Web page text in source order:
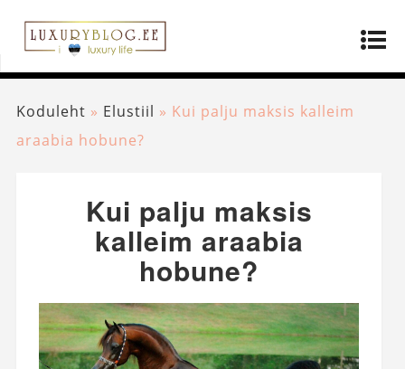
Koduleht » Elustiil » Kui palju maksis kalleim
araabia hobune?
Kui palju maksis
kalleim araabia
hobune?